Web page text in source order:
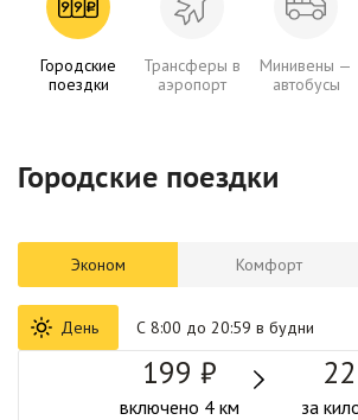
Городские
поездки
Трансферы в
аэропорт
Минивены —
автобусы
Городские поездки
Эконом Комфорт
День С 8:00 до 20:59 в будни
199 ₽
включено 4 км
за